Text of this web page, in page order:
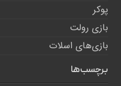
پوکر
بازی رولت
بازی‌های اسلات
برچسب‌ها